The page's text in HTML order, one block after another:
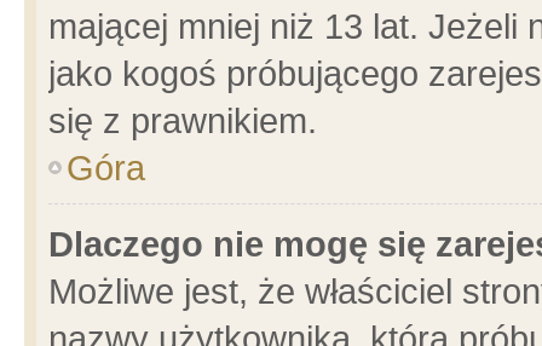
mającej mniej niż 13 lat. Jeżeli
jako kogoś próbującego
się z prawnikiem.
Góra
Dlaczego nie mogę się
Możliwe jest, że właściciel